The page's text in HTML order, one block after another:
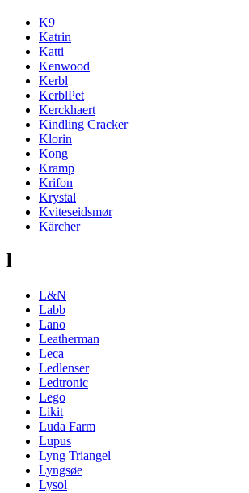
K9
Katrin
Katti
Kenwood
Kerbl
KerblPet
Kerckhaert
Kindling Cracker
Klorin
Kong
Kramp
Krifon
Krystal
Kviteseidsmør
Kärcher
l
L&N
Labb
Lano
Leatherman
Leca
Ledlenser
Ledtronic
Lego
Likit
Luda Farm
Lupus
Lyng Triangel
Lyngsøe
Lysol